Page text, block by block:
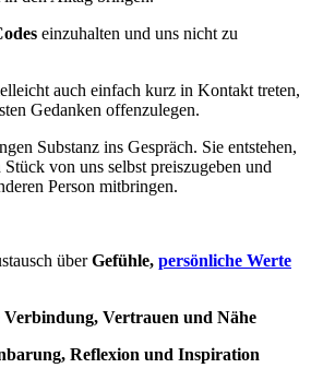
einzuhalten und uns nicht zu
auch einfach kurz in Kontakt treten,
Gedanken offenzulegen.
Substanz ins Gespräch. Sie entstehen,
von uns selbst preiszugeben und
Person mitbringen.
überGefühle, persönliche Werte
Verbindung, Vertrauen und Nähe
Reflexion und Inspiration